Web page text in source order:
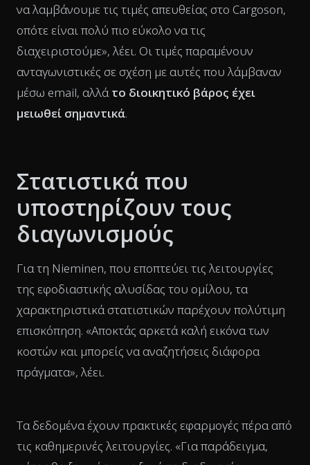
να λαμβάνουμε τις τιμές απευθείας στο Cargoson,
οπότε είναι πολύ πιο εύκολο να τις
διαχειριστούμε», λέει. Οι τιμές παραμένουν
ανταγωνιστικές σε σχέση με αυτές που λάμβαναν
μέσω email, αλλάτο διοικητικό βάρος έχει
μειωθεί σημαντικά.
Στατιστικά που
υποστηρίζουν τους
διαγωνισμούς
Για τη Nieminen, που εποπτεύει τις λειτουργίες
της εφοδιαστικής αλυσίδας του ομίλου, τα
χαρακτηριστικά στατιστικών παρέχουν πολύτιμη
επισκόπηση. «Αποκτάς αρκετά καλή εικόνα των
κοστών και μπορείς να αναζητήσεις διάφορα
πράγματα», λέει.
Τα δεδομένα έχουν πρακτικές εφαρμογές πέρα από
τις καθημερινές λειτουργίες. «Για παράδειγμα,